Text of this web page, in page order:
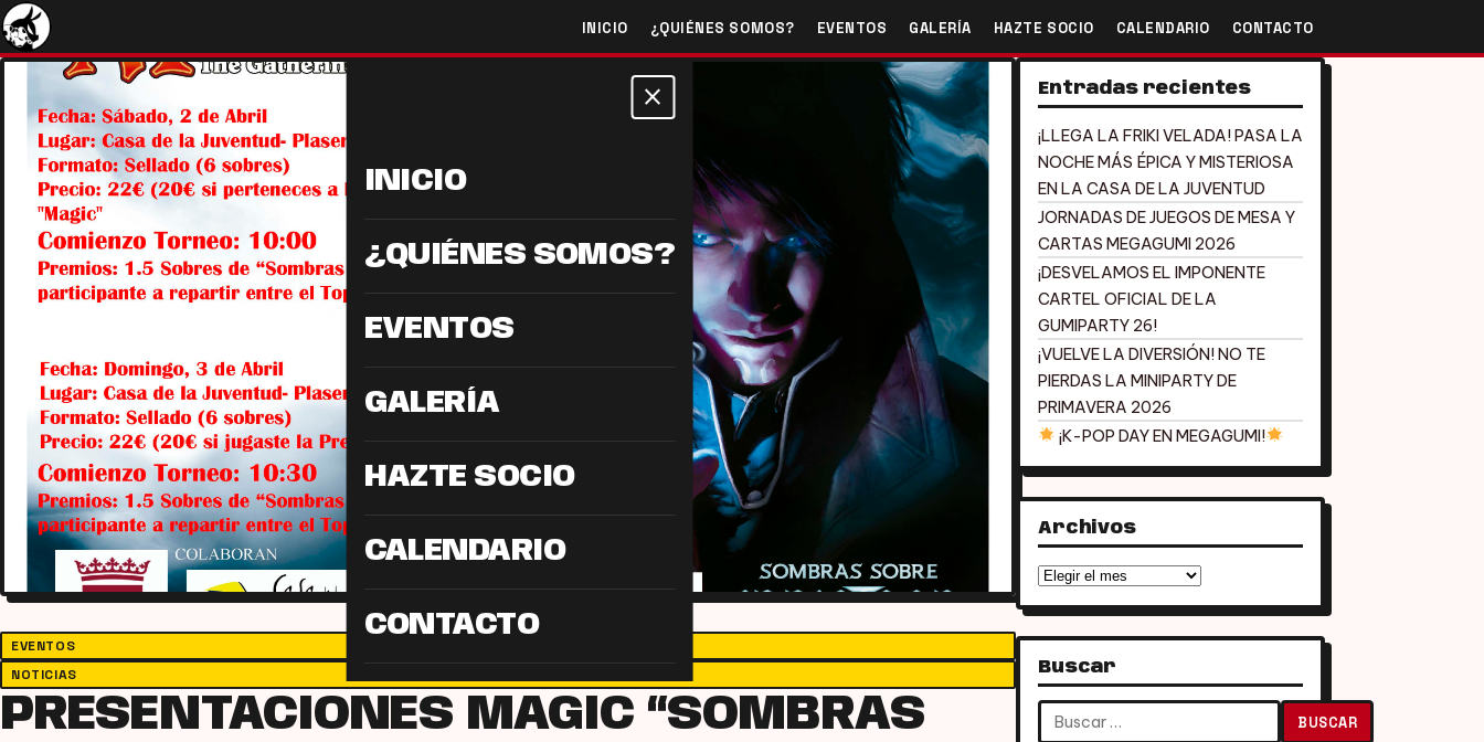
INICIO ¿QUIÉNES SOMOS? EVENTOS GALERÍA HAZTE SOCIO CALENDARIO CONTACTO
close
INICIO
¿QUIÉNES SOMOS?
EVENTOS
GALERÍA
HAZTE SOCIO
CALENDARIO
CONTACTO
EVENTOS
NOTICIAS
PRESENTACIONES MAGIC “SOMBRAS
Entradas recientes
¡LLEGA LA FRIKI VELADA! PASA LA
NOCHE MÁS ÉPICA Y MISTERIOSA
EN LA CASA DE LA JUVENTUD
JORNADAS DE JUEGOS DE MESA Y
CARTAS MEGAGUMI 2026
¡DESVELAMOS EL IMPONENTE
CARTEL OFICIAL DE LA
GUMIPARTY 26!
¡VUELVE LA DIVERSIÓN! NO TE
PIERDAS LA MINIPARTY DE
PRIMAVERA 2026
¡K-POP DAY EN MEGAGUMI!
Archivos
Archivos
Buscar
Buscar: